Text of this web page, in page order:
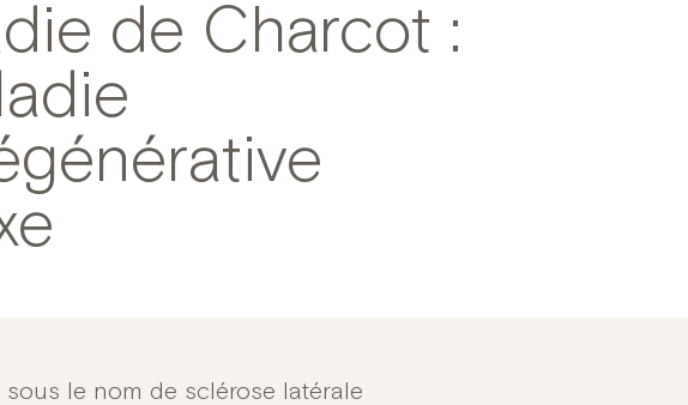
de Charcot :
le nom de sclérose latérale